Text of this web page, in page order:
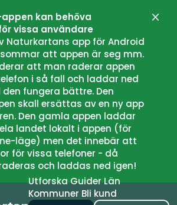
kan behöva
vissa användare
Naturkartans app för Android
att appen är seg mm.
att man raderar appen
i så fall och laddar ned
den fungera bättre. Den
skall ersättas av en ny app
Den gamla appen laddar
landet lokalt i appen (för
läge) men det innebär att
för vissa telefoner - då
och laddas ned igen!
UtforskaGuiderLän
Kommuner Bli kund